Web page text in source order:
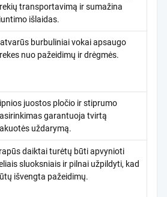
transportavimą ir sumažina
išlaidas.
burbuliniai vokai apsaugo
nuo pažeidimų ir drėgmės.
juostos pločio ir stiprumo
garantuoja tvirtą
uždarymą.
daiktai turėtų būti apvynioti
sluoksniais ir pilnai užpildyti, kad
išvengta pažeidimų.